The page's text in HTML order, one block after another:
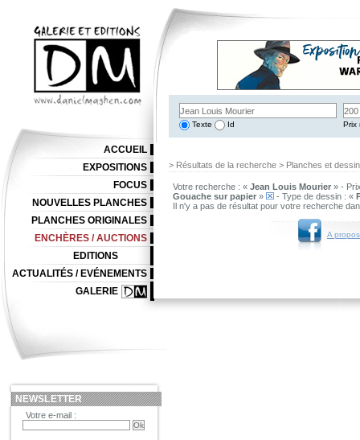
Texte Id Prix
> Résultats de la recherche > Planches et
Votre recherche : « Jean Louis Mourier » -
Gouache sur papier » - Type de dessin : «
Il n'y a pas de résultat pour votre recherche
A
ACCUEIL
EXPOSITIONS
FOCUS
NOUVELLES PLANCHES
PLANCHES ORIGINALES
ENCHÈRES / AUCTIONS
EDITIONS
ACTUALITÉS / EVÉNEMENTS
GALERIE
NEWSLETTER
Votre e-mail :